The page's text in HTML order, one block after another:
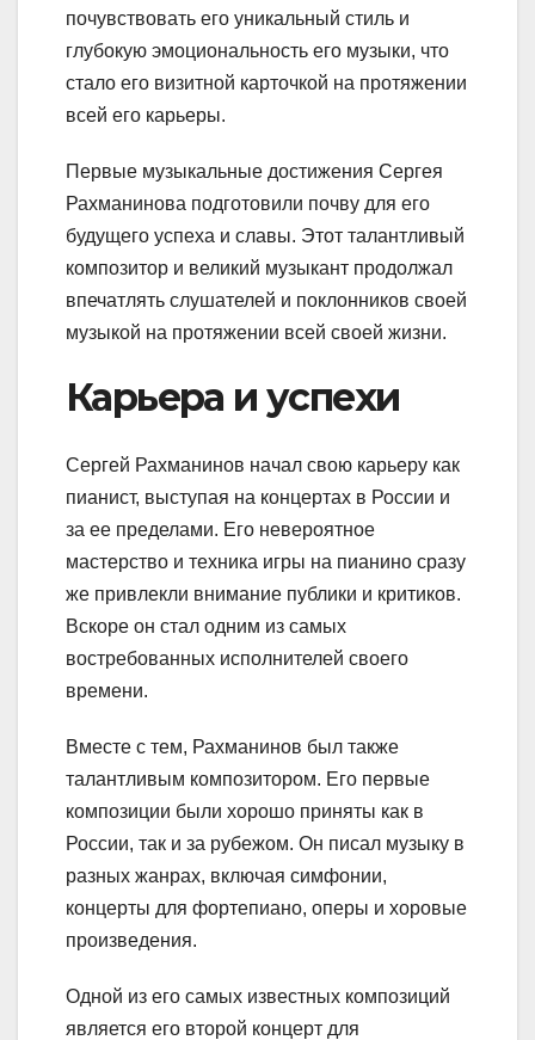
почувствовать его уникальный стиль и
глубокую эмоциональность его музыки, что
стало его визитной карточкой на протяжении
всей его карьеры.
Первые музыкальные достижения Сергея
Рахманинова подготовили почву для его
будущего успеха и славы. Этот талантливый
композитор и великий музыкант продолжал
впечатлять слушателей и поклонников своей
музыкой на протяжении всей своей жизни.
Карьера и успехи
Сергей Рахманинов начал свою карьеру как
пианист, выступая на концертах в России и
за ее пределами. Его невероятное
мастерство и техника игры на пианино сразу
же привлекли внимание публики и критиков.
Вскоре он стал одним из самых
востребованных исполнителей своего
времени.
Вместе с тем, Рахманинов был также
талантливым композитором. Его первые
композиции были хорошо приняты как в
России, так и за рубежом. Он писал музыку в
разных жанрах, включая симфонии,
концерты для фортепиано, оперы и хоровые
произведения.
Одной из его самых известных композиций
является его второй концерт для